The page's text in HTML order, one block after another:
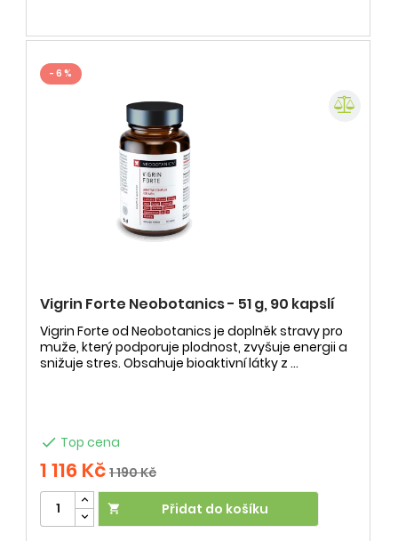
- 6 %
Vigrin Forte Neobotanics - 51 g, 90 kapslí
Vigrin Forte od Neobotanics je doplněk stravy pro
muže, který podporuje plodnost, zvyšuje energii a
snižuje stres. Obsahuje bioaktivní látky z ...
 Top cena
1 116 Kč 1 190 Kč
 Přidat do košíku